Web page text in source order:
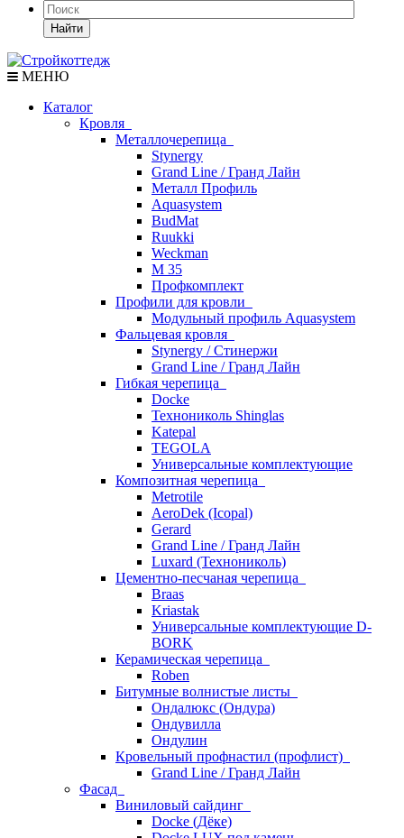
Найти
МЕНЮ
Каталог
Кровля
Металлочерепица
Stynergy
Grand Line / Гранд Лайн
Металл Профиль
Aquasystem
BudMat
Ruukki
Weckman
М 35
Профкомплект
Профили для кровли
Модульный профиль Aquasystem
Фальцевая кровля
Stynergy / Стинержи
Grand Line / Гранд Лайн
Гибкая черепица
Docke
Технониколь Shinglas
Katepal
TEGOLA
Универсальные комплектующие
Композитная черепица
Metrotile
AeroDek (Icopal)
Gerard
Grand Line / Гранд Лайн
Luxard (Технониколь)
Цементно-песчаная черепица
Braas
Kriastak
Универсальные комплектующие D-
BORK
Керамическая черепица
Roben
Битумные волнистые листы
Ондалюкс (Ондура)
Ондувилла
Ондулин
Кровельный профнастил (профлист)
Grand Line / Гранд Лайн
Фасад
Виниловый сайдинг
Docke (Дёке)